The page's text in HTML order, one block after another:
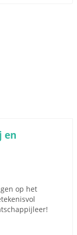
en
op het